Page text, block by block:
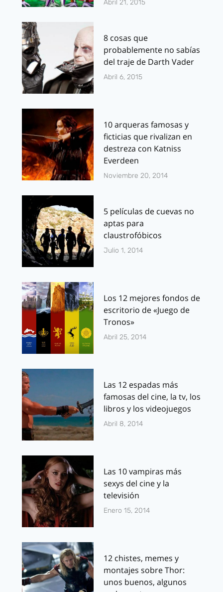
Abril 21, 2015
8 cosas que
probablemente no sabías
del traje de Darth Vader
Abril 6, 2015
10 arqueras famosas y
ficticias que rivalizan en
destreza con Katniss
Everdeen
Noviembre 20, 2014
5 películas de cuevas no
aptas para
claustrofóbicos
Julio 1, 2014
Los 12 mejores fondos de
escritorio de «Juego de
Tronos»
Abril 25, 2014
Las 12 espadas más
famosas del cine, la tv, los
libros y los videojuegos
Abril 8, 2014
Las 10 vampiras más
sexys del cine y la
televisión
Enero 15, 2014
12 chistes, memes y
montajes sobre Thor:
unos buenos, algunos